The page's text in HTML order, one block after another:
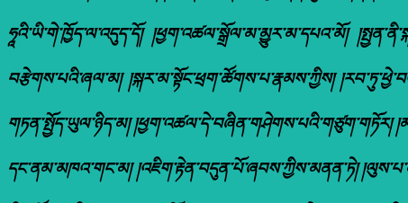
ཧཱའི་ཡི་གེ་ཁྱོད་ལ་འདུད་དོ། །ཕྱག་འཚལ་སྒྲོལ་མ་མྱུར་མ་དཔའ་མོ།
བརྩེགས་པའི་ཞལ་མ། །སྐར་མ་སྟོང་ཕྲག་ཚོགས་པ་རྣམས་ཀྱིས།
གཏན་སྤྱོད་ཡུལ་ཉིད་མ། །ཕྱག་འཚལ་དེ་བཞིན་གཤེགས་པའི་གཙུག་གཏོར།
དང་ནམ་མཁའ་གང་མ། །འཇིག་རྟེན་བདུན་པོ་ཞབས་ཀྱིས་མནན་ཏེ།